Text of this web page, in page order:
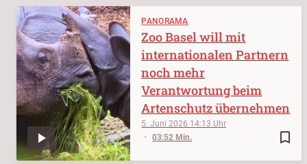
PANORAMA
bookmark_border
5. Juni 2026 14:13
03:52 Min.
Zoo Basel will mit
internationalen Partnern
noch mehr
Verantwortung beim
Artenschutz übernehmen